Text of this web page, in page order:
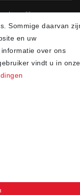
Sommige daarvan
en uw
over ons
vindt u in onze